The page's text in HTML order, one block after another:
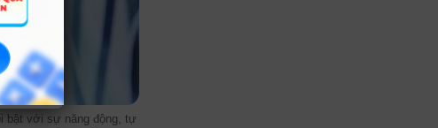
bật với sự năng động, tự